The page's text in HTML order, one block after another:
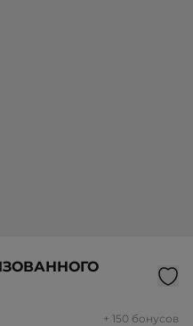
+ 150 бонусов